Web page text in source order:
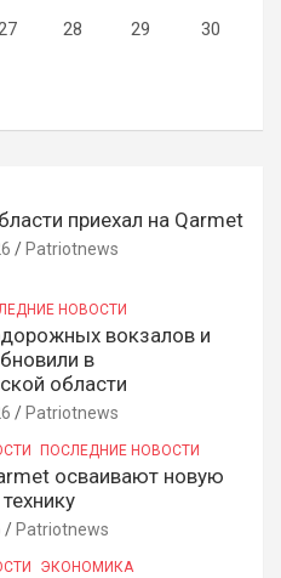
28 29
30
приехал на Qarmet
Patriotnews
НОВОСТИ
вокзалов и
в
области
Patriotnews
ПОСЛЕДНИЕ НОВОСТИ
осваивают новую
Patriotnews
ЭКОНОМИКА